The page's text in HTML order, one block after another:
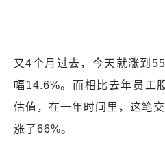
又4个月过去，今天就涨到
幅14.6%。而相比去年员工
估值，在一年时间里，这笔
涨了66%。